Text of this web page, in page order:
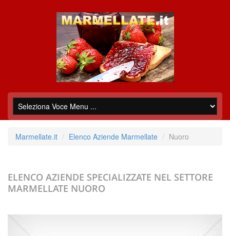
Marmellate.it Elenco Aziende Marmellate Nuoro
ELENCO AZIENDE SPECIALIZZATE NEL SETTORE
MARMELLATE NUORO